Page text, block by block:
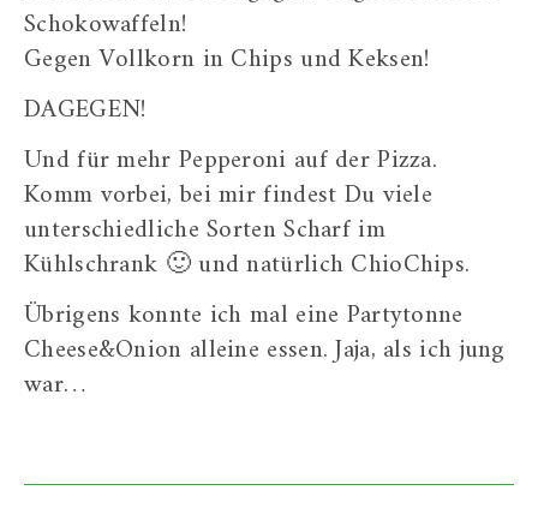
Schokowaffeln!
Gegen Vollkorn in Chips und Keksen!
DAGEGEN!
Und für mehr Pepperoni auf der Pizza.
Komm vorbei, bei mir findest Du viele
unterschiedliche Sorten Scharf im
Kühlschrank 🙂 und natürlich ChioChips.
Übrigens konnte ich mal eine Partytonne
Cheese&Onion alleine essen. Jaja, als ich jung
war…